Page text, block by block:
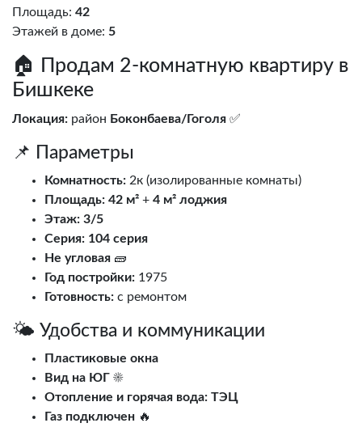
Площадь: 42
Этажей в доме: 5
🏠 Продам 2-комнатную квартиру в
Бишкеке
Локация: район Боконбаева/Гоголя ✅
📌 Параметры
Комнатность: 2к (изолированные комнаты)
Площадь: 42 м² + 4 м² лоджия
Этаж: 3/5
Серия: 104 серия
Не угловая 🧱
Год постройки: 1975
Готовность: с ремонтом
🌤️ Удобства и коммуникации
Пластиковые окна
Вид на ЮГ ☀️
Отопление и горячая вода: ТЭЦ
Газ подключен 🔥